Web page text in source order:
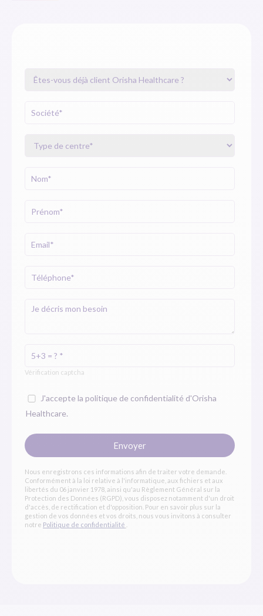
Vérification captcha
J'accepte la politique de confidentialité d'Orisha
Healthcare.
Envoyer
Nous enregistrons ces informations afin de traiter votre demande.
Conformément à la loi relative à l'informatique, aux fichiers et aux
libertés du 06 janvier 1978, ainsi qu'au Règlement Général sur la
Protection des Données (RGPD), vous disposez notamment d'un droit
d'accès, de rectification et d'opposition. Pour en savoir plus sur la
gestion de vos données et vos droits, nous vous invitons à consulter
notre Politique de confidentialité